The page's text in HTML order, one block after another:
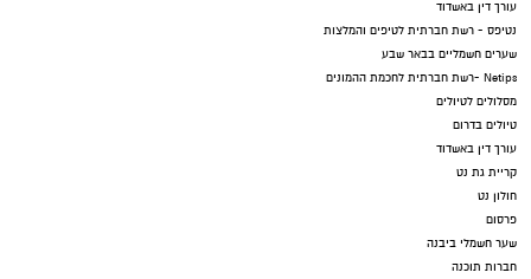
עורך דין באשדוד
נטיפס - רשת חברתית לטיפים והמלצות
שערים חשמליים בבאר שבע
Netips -רשת חברתית לחכמת ההמונים
מסלולים לטיולים
טיולים בדרום
עורך דין באשדוד
קריית גת נט
חולון נט
פרסום
שער חשמלי ביבנה
חברות תוכנה